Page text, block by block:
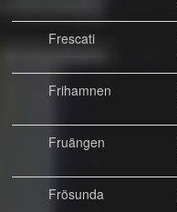
Frescati
Frihamnen
Fruängen
Frösunda